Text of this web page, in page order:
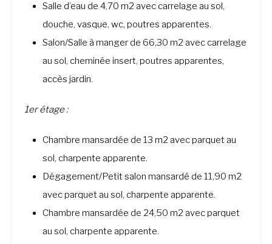
Salle d’eau de 4,70 m2 avec carrelage au sol,
douche, vasque, wc, poutres apparentes.
Salon/Salle à manger de 66,30 m2 avec carrelage
au sol, cheminée insert, poutres apparentes,
accès jardin.
1er étage :
Chambre mansardée de 13 m2 avec parquet au
sol, charpente apparente.
Dégagement/Petit salon mansardé de 11,90 m2
avec parquet au sol, charpente apparente.
Chambre mansardée de 24,50 m2 avec parquet
au sol, charpente apparente.